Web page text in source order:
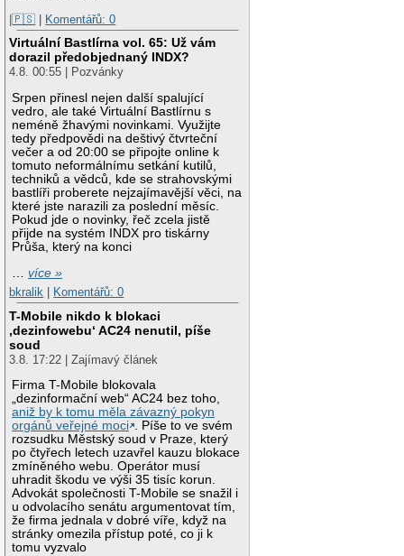
|🇵🇸 | Komentářů: 0
Virtuální Bastlírna vol. 65: Už vám
dorazil předobjednaný INDX?
4.8. 00:55 | Pozvánky
Srpen přinesl nejen další spalující
vedro, ale také Virtuální Bastlírnu s
neméně žhavými novinkami. Využijte
tedy předpovědi na deštivý čtvrteční
večer a od 20:00 se připojte online k
tomuto neformálnímu setkání kutilů,
techniků a vědců, kde se strahovskými
bastlíři proberete nejzajímavější věci, na
které jste narazili za poslední měsíc.
Pokud jde o novinky, řeč zcela jistě
přijde na systém INDX pro tiskárny
Průša, který na konci
…více »
bkralik
Komentářů: 0
T-Mobile nikdo k blokaci
‚dezinfowebu‘ AC24 nenutil, píše
soud
3.8. 17:22 | Zajímavý článek
Firma T-Mobile blokovala
„dezinformační web“ AC24 bez toho,
aniž by k tomu měla závazný pokyn
orgánů veřejné moci . Píše to ve svém
rozsudku Městský soud v Praze, který
po čtyřech letech uzavřel kauzu blokace
zmíněného webu. Operátor musí
uhradit škodu ve výši 35 tisíc korun.
Advokát společnosti T-Mobile se snažil i
u odvolacího senátu argumentovat tím,
že firma jednala v dobré víře, když na
stránky omezila přístup poté, co ji k
tomu vyzvalo